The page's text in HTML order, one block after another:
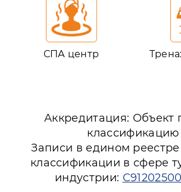
СПА центр
Аккредитация: Объект
классификацию
Записи в едином реестре
классификации в сфере
индустрии: